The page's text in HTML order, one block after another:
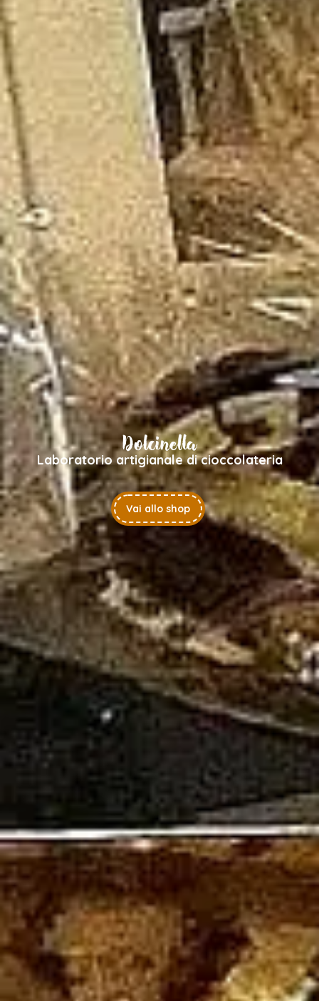
Dolcinella
Laboratorio artigianale di cioccolateria
Vai allo shop